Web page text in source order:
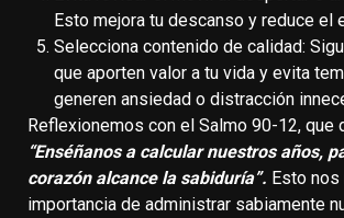
Esto mejora tu descanso y reduce el
Selecciona contenido de calidad:
que aporten valor a tu vida y evita
generen ansiedad o distracción
Reflexionemos con el Salmo 90-12, que
“Enséñanos a calcular nuestros años,
corazón alcance la sabiduría”. Esto nos
importancia de administrar sabiamente